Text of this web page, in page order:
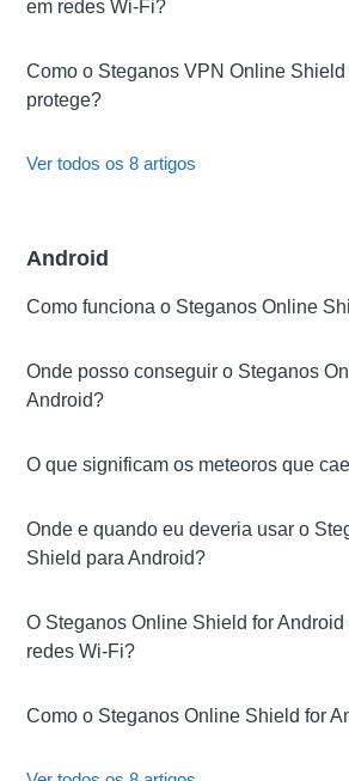
em redes Wi-Fi?
Como o Steganos VPN Online Shield
protege?
Ver todos os 8 artigos
Android
Como funciona o Steganos Online
Onde posso conseguir o Steganos
Android?
O que significam os meteoros que
Onde e quando eu deveria usar o
Shield para Android?
O Steganos Online Shield for
redes Wi-Fi?
Como o Steganos Online Shield for